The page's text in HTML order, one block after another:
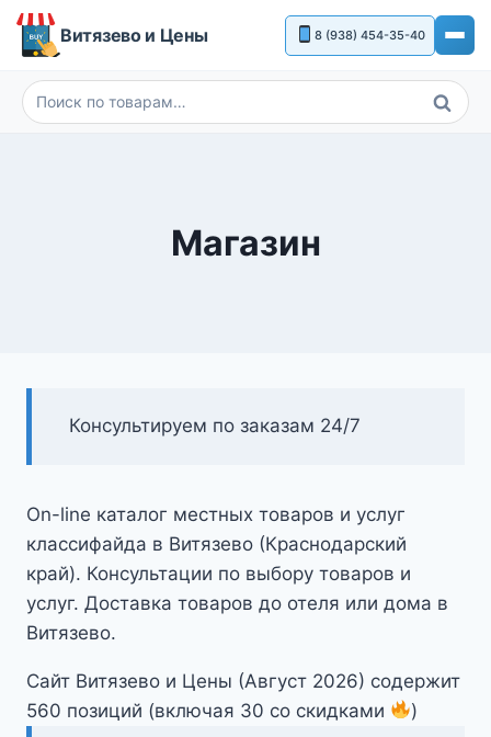
Перейти
Витязево и Цены 8 (938) 454-35-40
Искать:
Поиск
Магазин
Консультируем по заказам 24/7
On-line каталог местных товаров и услуг
классифайда в Витязево (Краснодарский
край). Консультации по выбору товаров и
услуг. Доставка товаров до отеля или дома в
Витязево.
Сайт Витязево и Цены (Август 2026) содержит
560 позиций (включая 30 со скидками
)